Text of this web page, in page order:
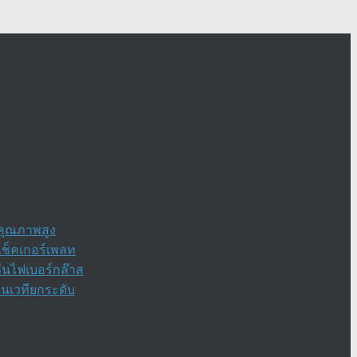
คุณภาพสูง
คเกอร์เพลท
ไฟเบอร์กล๊าส
เวทียกระดับ